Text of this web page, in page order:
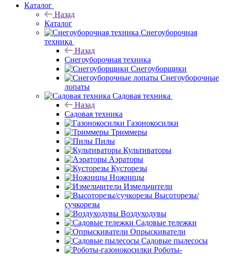
Каталог
Назад
Каталог
Снегоуборочная
техника
Назад
Снегоуборочная техника
Снегоуборщики
Снегоуборочные
лопаты
Садовая техника
Назад
Садовая техника
Газонокосилки
Триммеры
Пилы
Культиваторы
Аэраторы
Кусторезы
Ножницы
Измельчители
Высоторезы/
сучкорезы
Воздуходувы
Садовые тележки
Опрыскиватели
Садовые пылесосы
Роботы-